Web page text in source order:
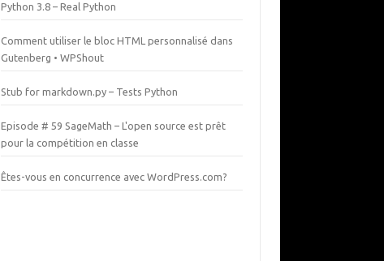
Python 3.8 – Real Python
Comment utiliser le bloc HTML personnalisé dans
Gutenberg • WPShout
Stub for markdown.py – Tests Python
Episode # 59 SageMath – L'open source est prêt
pour la compétition en classe
Êtes-vous en concurrence avec WordPress.com?